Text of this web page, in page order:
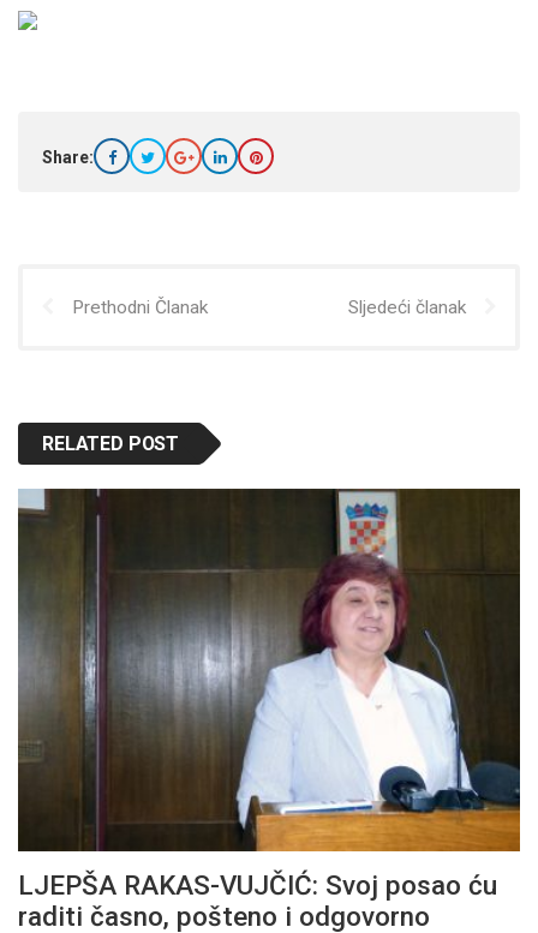
Share:
Prethodni Članak Sljedeći članak
RELATED POST
LJEPŠA RAKAS-VUJČIĆ: Svoj posao ću
raditi časno, pošteno i odgovorno